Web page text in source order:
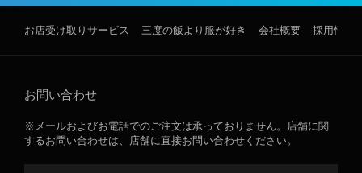
お店受け取りサービス 三度の飯より服が好き 会社概要 採用情報
お問い合わせ
※メールおよびお電話でのご注文は承っておりません。店舗に関
するお問い合わせは、店舗に直接お問い合わせください。